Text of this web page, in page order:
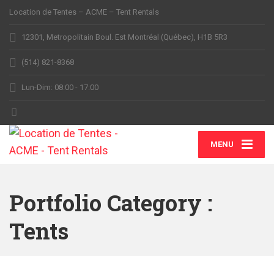
Location de Tentes – ACME – Tent Rentals
12301, Metropolitain Boul. Est Montréal (Québec), H1B 5R3
(514) 821-8368
Lun-Dim: 08:00 - 17:00
MENU
Portfolio Category :
Tents